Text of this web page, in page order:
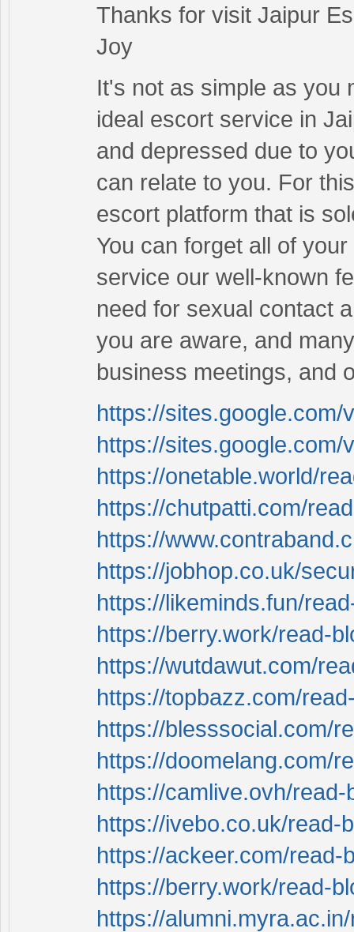
Thanks for visit Jaipur
Joy
It's not as simple as you
ideal escort service in
and depressed due to
can relate to you. For
escort platform that is
You can forget all of
service our well-known
need for sexual contact
you are aware, and
business meetings, and
https://sites.google.com/
https://
https://onetable.world/
https://chutpatti.com/
https://
https://jobhop.co.uk/
https://likeminds.fun/
https://berry.work/read-
https://wutdawut.com/
https://topbazz.com/
https://blesssocial.com/
https://doomelang.com/
https://camlive.ovh/read-
https://ivebo.co.uk/read-
https://ackeer.com/read-
https://berry.work/read-
https://